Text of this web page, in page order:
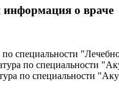
информация о враче
специальности
по специальности
по специальности